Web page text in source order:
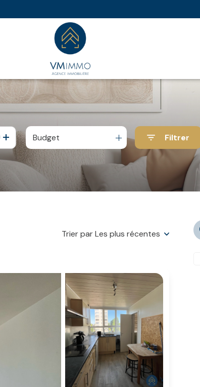
Budget Filtrer
Trier par Les plus récentes